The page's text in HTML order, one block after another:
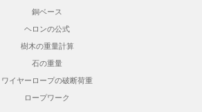
銅ベース
ヘロンの公式
樹木の重量計算
石の重量
ワイヤーロープの破断荷重
ロープワーク